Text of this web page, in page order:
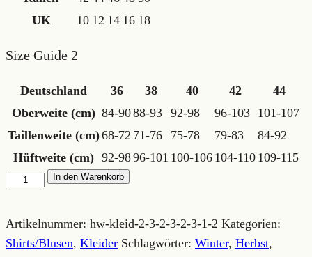
UK
10 12 14 16 18
Size Guide 2
Deutschland 36 38 40 42
44
Oberweite (cm) 84-9088-93 92-98 96-103 101-107
Taillenweite (cm)68-72 71-76 75-78 79-83
84-92
Hüftweite (cm) 92-9896-101 100-106 104-110 109-115
Jersey-
Menge
In den Warenkorb
Artikelnummer: hw-kleid-2-3-2-3-2-3-1-2 Kategorien:
Shirts/Blusen, Kleider Schlagwörter: Winter, Herbst,